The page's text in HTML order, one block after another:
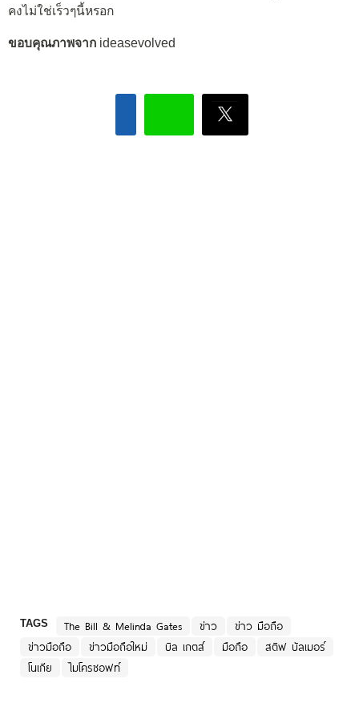
คงไม่ใช่เร็วๆนี้หรอก
ขอบคุณภาพจาก ideasevolved
TAGS The Bill & Melinda Gates ข่าว
ข่าว มือถือ
ข่าวมือถือ
ข่าวมือถือใหม่ บิล เกตส์ มือถือ
สติฟ บัลเมอร์
โนเกีย
ไมโครซอฟท์